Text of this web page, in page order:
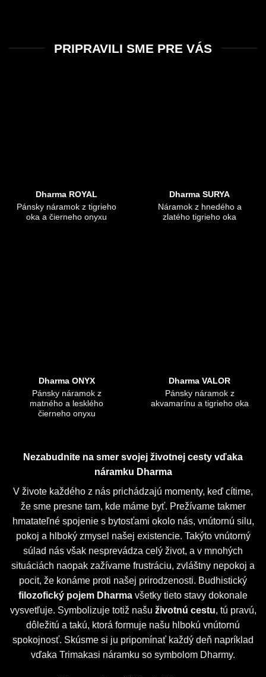
PRIPRAVILI SME PRE VÁS
Dharma ROYAL
Pánsky náramok z tigrieho
oka a čierneho onyxu
Dharma SURYA
Náramok z hnedého a
zlatého tigrieho oka
Dharma ONYX
Pánsky náramok z
matného a lesklého
čierneho onyxu
Dharma VALOR
Pánsky náramok z
akvamarínu a tigrieho oka
Nezabudnite na smer svojej životnej cesty vďaka
náramku Dharma
V živote každého z nás prichádzajú momenty, keď cítime,
že sme presne tam, kde máme byť. Prežívame takmer
hmatateľné spojenie s bytosťami okolo nás, vnútornú silu,
pokoj a hlboký zmysel našej existencie. Takýto vnútorný
súlad nás však nesprevádza celý život, a v mnohých
situáciách naopak zažívame frustráciu, zvláštny nepokoj a
pocit, že konáme proti našej prirodzenosti. Budhistický
filozofický pojem Dharma všetky tieto stavy dokonale
vysvetľuje. Symbolizuje totiž našu životnú cestu, tú pravú,
dôležitú a takú, ktorá formuje našu hlbokú vnútornú
spokojnosť. Skúsme si ju pripomínať každý deň napríklad
vďaka Trimakasi náramku so symbolom Dharmy.